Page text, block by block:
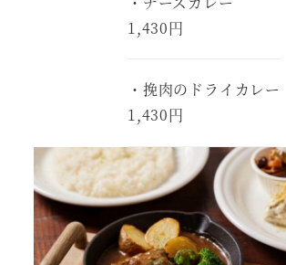
1,430円
・挽肉のドライカレー
1,430円